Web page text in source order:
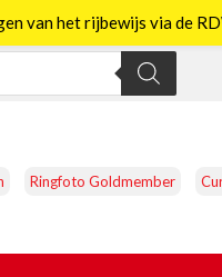
Ringfoto Goldmember
van het rijbewijs via de